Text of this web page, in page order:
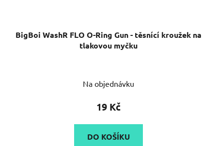
BigBoi WashR FLO O-Ring Gun - těsnící kroužek na
tlakovou myčku
Na objednávku
19 Kč
DO KOŠÍKU